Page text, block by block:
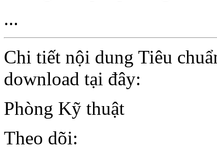
...
Chi tiết nội dung Tiêu
download tại đây:
Phòng Kỹ thuật
Theo dõi: